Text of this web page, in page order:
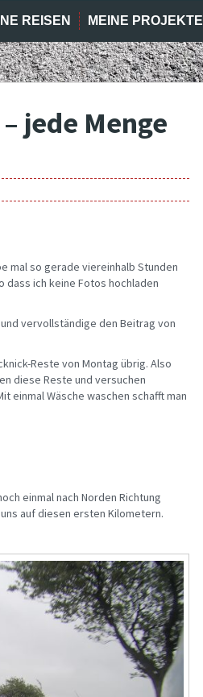
REISEN MEINE PROJEKTE
jede Menge
mal so gerade viereinhalb Stunden
dass ich keine Fotos hochladen
vervollständige den Beitrag von
Reste von Montag übrig. Also
diese Reste und versuchen
einmal Wäsche waschen schafft man
einmal nach Norden Richtung
auf diesen ersten Kilometern.